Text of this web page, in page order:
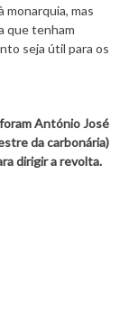
monarquia, mas
que tenham
seja útil para os
António José
da carbonária)
dirigir a revolta.